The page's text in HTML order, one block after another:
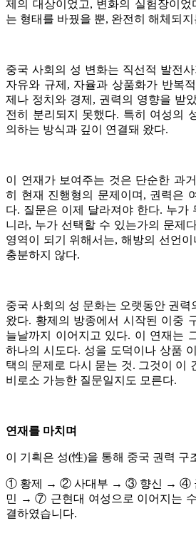
제의 대상이었고, 변화의 실험장이
는 형태를 바꿨을 뿐, 완전히 해체되
중국 사회의 성 변화는 직선적 발전
자유와 규제, 자율과 상품화가 반복
제나 정치와 경제, 권력의 영향을 받
전히 분리되지 못했다. 특히 여성의
의하는 방식과 깊이 연결돼 왔다.
이 연재가 보여주는 것은 단순한 과
히 현재 진행형의 문제이며, 권력은
다. 질문은 이제 달라져야 한다. 누가
니라, 누가 선택할 수 있는가의 문제
영역이 되기 위해서는, 해방의 선언
충분하지 않다.
중국 사회의 성 문화는 오랫동안 권력
왔다. 황제의 방종에서 시작된 이중
늘날까지 이어지고 있다. 이 연재는
하나의 시도다. 성을 도덕이나 상품
택의 문제로 다시 묻는 것. 그것이 이
비로소 가능한 질문일지도 모른다.
연재를 마치며
이 기획은 성(性)을 통해 중국 권력 구
① 황제 → ② 사대부 → ③ 향신 → ④
민 → ⑦ 근현대 여성으로 이어지는
결하였습니다.